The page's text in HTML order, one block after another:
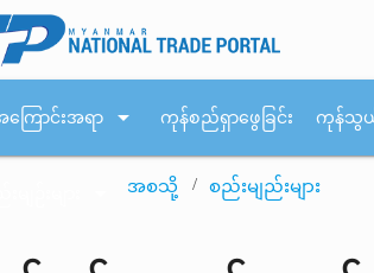
ကြောင်းအရာ arrow_drop_down ကုန်စည်ရှာဖွေခြင်း ကုန်သွ
အစသို့ စည်းမျည်းများ